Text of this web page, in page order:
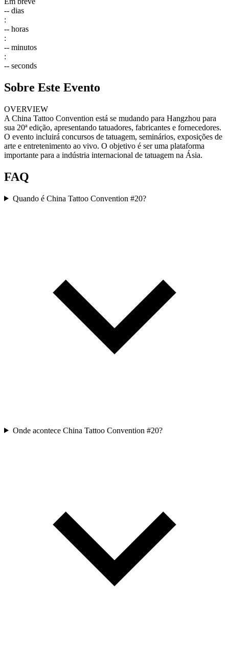
-- dias
:
-- horas
:
-- minutos
:
-- seconds
Sobre Este Evento
OVERVIEW
A China Tattoo Convention está se mudando para Hangzhou para
sua 20ª edição, apresentando tatuadores, fabricantes e fornecedores.
O evento incluirá concursos de tatuagem, seminários, exposições de
arte e entretenimento ao vivo. O objetivo é ser uma plataforma
importante para a indústria internacional de tatuagem na Ásia.
FAQ
Quando é China Tattoo Convention #20?
Onde acontece China Tattoo Convention #20?